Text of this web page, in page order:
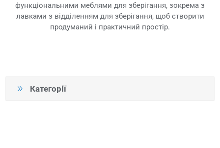
Категорії
функціональними меблями для зберігання, зокрема з
лавками з відділенням для зберігання, щоб створити
продуманий і практичний простір.